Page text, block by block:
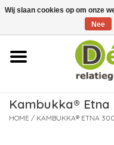
Over ons
Contact
Nieuws
Kambukka®
HOME / KAMBUKKA® ETNA
Wij slaan cookies op om onze
Nee